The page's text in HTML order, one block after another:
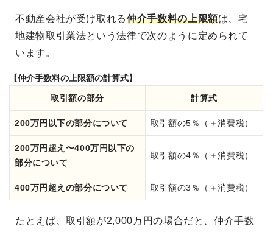
不動産会社が受け取れる仲介手数料の上限額は、宅
地建物取引業法という法律で次のように定められて
います。
【仲介手数料の上限額の計算式】
取引額の部分 計算式
200万円以下の部分について 取引額の5％（＋消費税）
200万円超え〜400万円以下の
部分について
取引額の4％（＋消費税）
400万円超えの部分について 取引額の3％（＋消費税）
たとえば、取引額が2,000万円の場合だと、仲介手数